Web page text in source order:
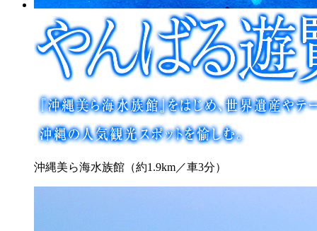
沖縄美ら海水族館（約1.9km／車3分）